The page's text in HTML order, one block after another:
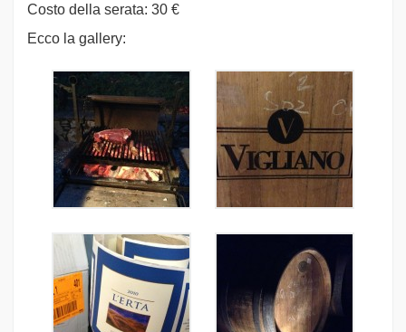
Costo della serata: 30 €
Ecco la gallery: